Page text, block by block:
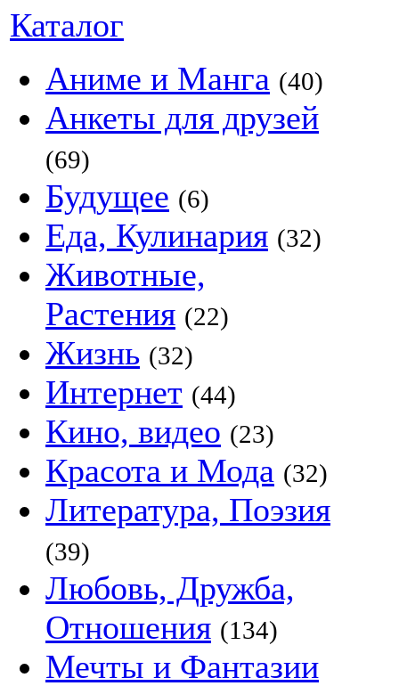
Каталог
Аниме и Манга (40)
Анкеты для друзей
(69)
Будущее (6)
Еда, Кулинария (32)
Животные,
Растения (22)
Жизнь (32)
Интернет (44)
Кино, видео (23)
Красота и Мода (32)
Литература, Поэзия
(39)
Любовь, Дружба,
Отношения (134)
Мечты и Фантазии